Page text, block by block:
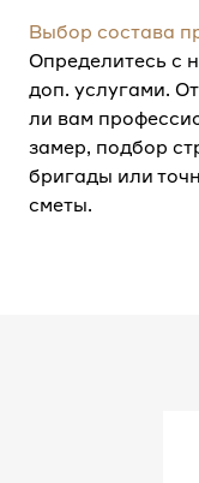
Выбор состава
Определитесь с
доп. услугами.
ли вам
замер, подбор
бригады или
сметы.